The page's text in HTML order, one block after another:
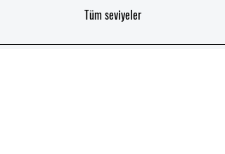
Tüm seviyeler